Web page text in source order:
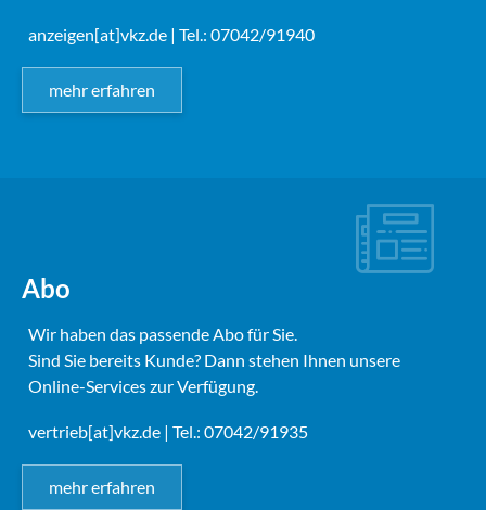
anzeigen[at]vkz.de | Tel.: 07042/91940
mehr erfahren
Abo
Wir haben das passende Abo für Sie.
Sind Sie bereits Kunde? Dann stehen Ihnen unsere
Online-Services zur Verfügung.
vertrieb[at]vkz.de | Tel.: 07042/91935
mehr erfahren